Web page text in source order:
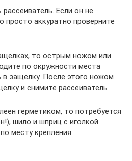
Если он не
просто аккуратно проверните
то острым ножом или
по окружности места
в защелку. После этого ножом
и снимите рассеиватель
герметиком, то потребуется
шило и шприц с иголкой.
месту крепления